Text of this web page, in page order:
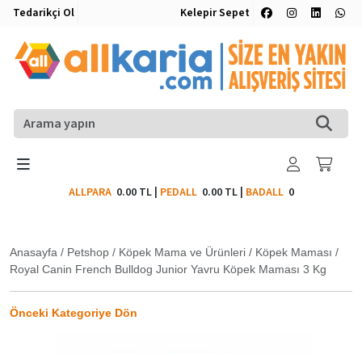
Tedarikçi Ol Kelepir Sepet
ALLPARA 0.00 TL| PEDALL 0.00 TL| BADALL0
Anasayfa / Petshop / Köpek Mama ve Ürünleri / Köpek Maması /
Royal Canin French Bulldog Junior Yavru Köpek Maması 3 Kg
Önceki Kategoriye Dön